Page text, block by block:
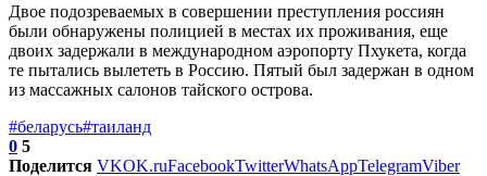
Двое подозреваемых в совершении преступления россиян
были обнаружены полицией в местах их проживания, еще
двоих задержали в международном аэропорту Пхукета, когда
те пытались вылететь в Россию. Пятый был задержан в одном
из массажных салонов тайского острова.
#беларусь#таиланд
0 5
Поделится VKOK.ruFacebookTwitterWhatsAppTelegramViber